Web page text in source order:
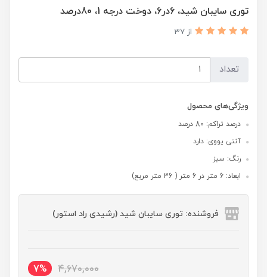
توری سایبان شید، 6در6، دوخت درجه 1، 80درصد
از 37
تعداد
ویژگی‌های محصول
درصد تراکم: 80 درصد
آنتی یووی: دارد
رنگ: سبز
ابعاد: 6 متر در 6 متر ( 36 متر مربع)
فروشنده: توری سایبان شید (رشیدی راد استور)
4,670,000
7%